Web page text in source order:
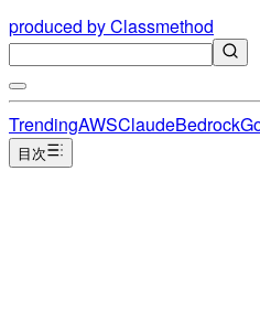
produced by Classmethod
TrendingAWSClaudeBedrock
目次